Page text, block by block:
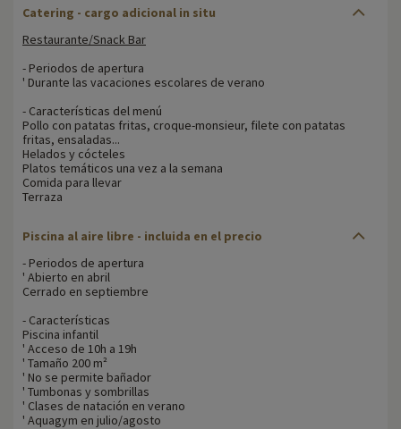
Catering - cargo adicional in situ
Restaurante/Snack Bar
- Periodos de apertura
' Durante las vacaciones escolares de verano
- Características del menú
Pollo con patatas fritas, croque-monsieur, filete con patatas
fritas, ensaladas...
Helados y cócteles
Platos temáticos una vez a la semana
Comida para llevar
Terraza
Piscina al aire libre - incluida en el precio
- Periodos de apertura
' Abierto en abril
Cerrado en septiembre
- Características
Piscina infantil
' Acceso de 10h a 19h
' Tamaño 200 m²
' No se permite bañador
' Tumbonas y sombrillas
' Clases de natación en verano
' Aquagym en julio/agosto